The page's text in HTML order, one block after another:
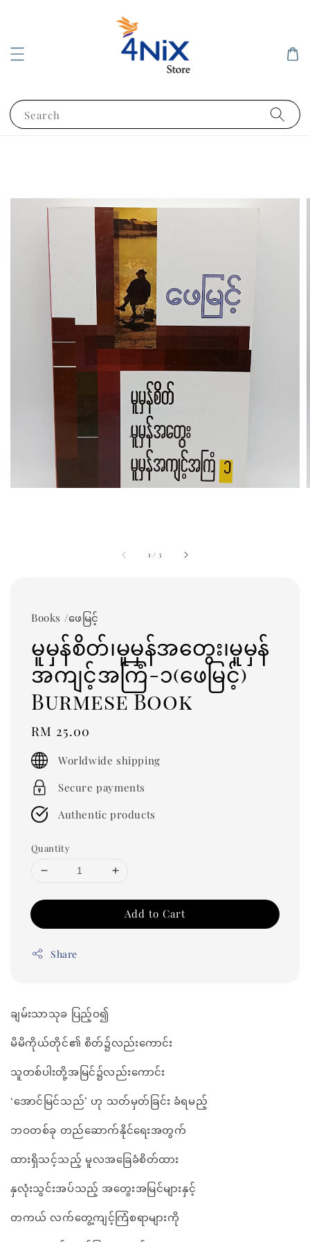
Search
1 / 3
Books /ဖေမြင့်
မူမှန်စိတ်၊မူမှန်အတွေး၊မူမှန်
အကျင့်အကြံ-၁(ဖေမြင့်)
Burmese Book
Regular
price
RM 25.00
Worldwide shipping
Secure payments
Authentic products
Quantity
Add to Cart
Share
ချမ်းသာသုခ ပြည့်ဝ၍
မိမိကိုယ်တိုင်၏ စိတ်၌လည်းကောင်း
သူတစ်ပါးတို့အမြင်၌လည်းကောင်း
‘အောင်မြင်သည်’ ဟု သတ်မှတ်ခြင်း ခံရမည့်
ဘဝတစ်ခု တည်ဆောက်နိုင်ရေးအတွက်
ထားရှိသင့်သည့် မူလအခြေခံစိတ်ထား
နှလုံးသွင်းအပ်သည့် အတွေးအမြင်များနှင့်
တကယ် လက်တွေ့ကျင့်ကြံစရာများကို